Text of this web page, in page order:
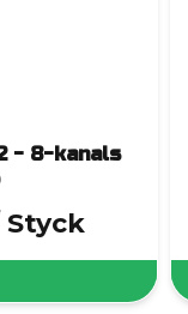
- 8-kanals
Styck